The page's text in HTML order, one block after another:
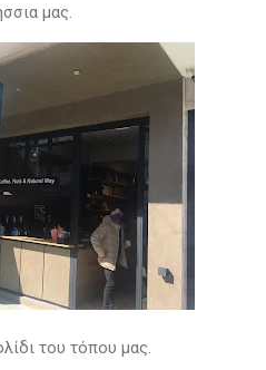
μας.
του τόπου μας.